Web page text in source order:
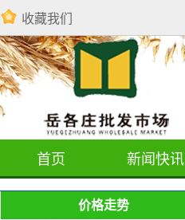
收藏我们
首页 新闻快讯
价格走势